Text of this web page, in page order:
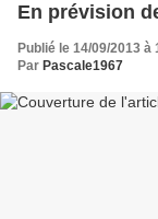
En prévision
Publié le 14/09/2013 à
Par Pascale1967